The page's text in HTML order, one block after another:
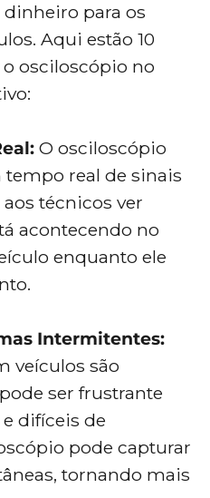
para os
Aqui estão 10
osciloscópio no
O osciloscópio
real de sinais
técnicos ver
acontecendo no
enquanto ele
Intermitentes:
veículos são
ser frustrante
difíceis de
pode capturar
tornando mais